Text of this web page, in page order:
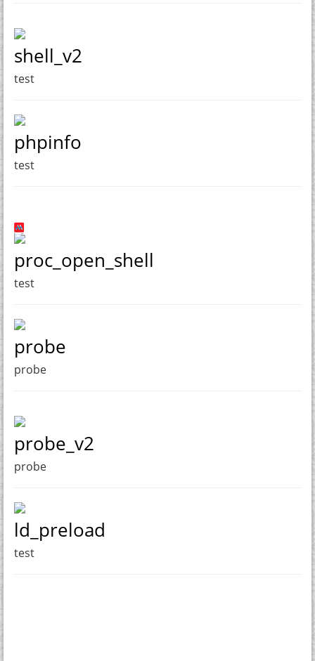
shell_v2
test
phpinfo
test
proc_open_shell
test
probe
probe
probe_v2
probe
ld_preload
test